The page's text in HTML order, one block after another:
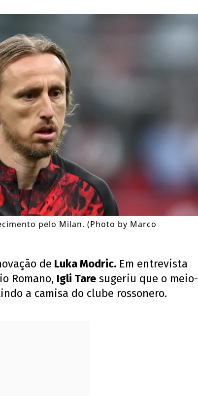
pelo Milan. (Photo by Marco
de Luka Modric. Em entrevista
Romano, Igli Tare sugeriu que o meio-
a camisa do clube rossonero.